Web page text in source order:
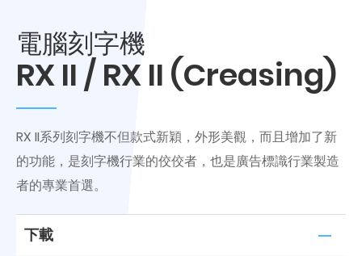
電腦刻字機
RX II / RX II (Creasing)
RX II系列刻字機不但款式新穎，外形美觀，而且增加了新
的功能，是刻字機行業的佼佼者，也是廣告標識行業製造
者的專業首選。
下載